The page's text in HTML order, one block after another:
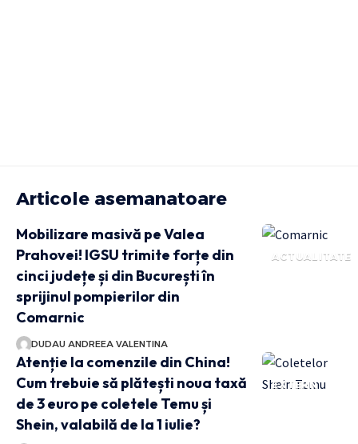
Articole asemanatoare
ACTUALITATE
Mobilizare masivă pe Valea
Prahovei! IGSU trimite forțe din
cinci județe și din București în
sprijinul pompierilor din
Comarnic
DUDAU ANDREEA VALENTINA
EXTERN
Atenție la comenzile din China!
Cum trebuie să plătești noua taxă
de 3 euro pe coletele Temu și
Shein, valabilă de la 1 iulie?